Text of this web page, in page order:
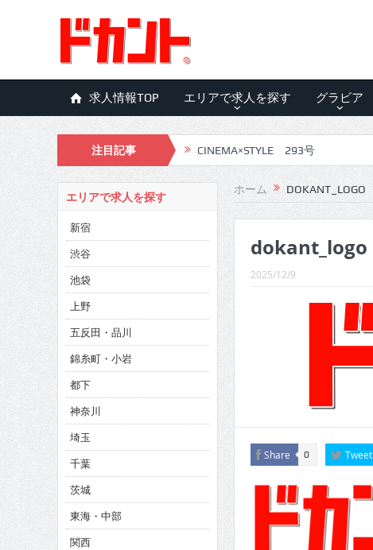
求人情報TOP エリアで求人を探す グラビア
注目記事 CINEMA×STYLE 293号
CINEMA×STYLE 292号
CINEMA×STYLE 291号
CINEMA×STYLE 290号
CINEMA×STYLE 289号
CINEMA×STYLE 288号
CINEMA×STYLE 286号
CINEMA×STYLE 285号
CINEMA×STYLE 294号
ホーム DOKANT_LOGO
dokant_logo
2025/12/9
Share 0 Tweet
エリアで求人を探す
新宿
渋谷
池袋
上野
五反田・品川
錦糸町・小岩
都下
神奈川
埼玉
千葉
茨城
東海・中部
関西